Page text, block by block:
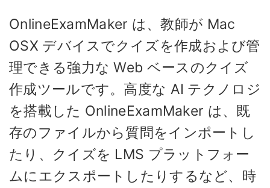
OnlineExamMaker は、教師が Mac
OSX デバイスでクイズを作成および管
理できる強力な Web ベースのクイズ
作成ツールです。高度な AI テクノロジ
を搭載した OnlineExamMaker は、既
存のファイルから質問をインポートし
たり、クイズを LMS プラットフォー
ムにエクスポートしたりするなど、時